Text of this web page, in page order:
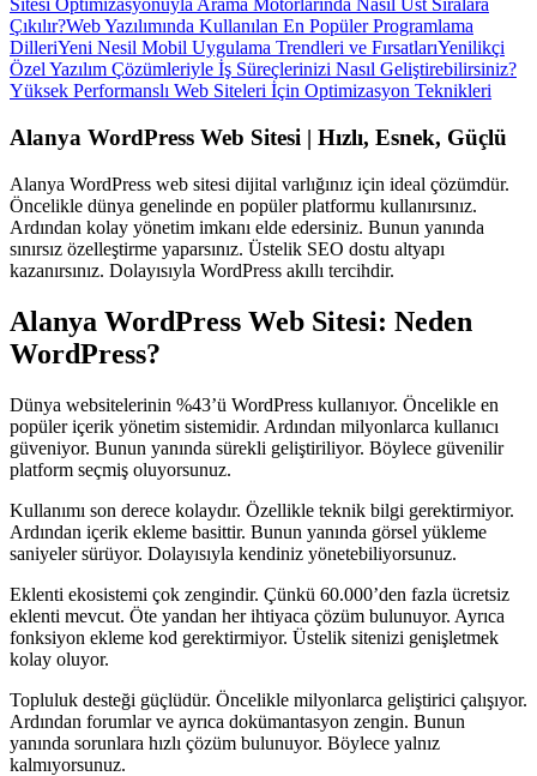
Sitesi Optimizasyonuyla Arama Motorlarında Nasıl Üst Sıralara
Çıkılır?Web Yazılımında Kullanılan En Popüler Programlama
DilleriYeni Nesil Mobil Uygulama Trendleri ve FırsatlarıYenilikçi
Özel Yazılım Çözümleriyle İş Süreçlerinizi Nasıl Geliştirebilirsiniz?
Yüksek Performanslı Web Siteleri İçin Optimizasyon Teknikleri
Alanya WordPress Web Sitesi | Hızlı, Esnek, Güçlü
Alanya WordPress web sitesi dijital varlığınız için ideal çözümdür.
Öncelikle dünya genelinde en popüler platformu kullanırsınız.
Ardından kolay yönetim imkanı elde edersiniz. Bunun yanında
sınırsız özelleştirme yaparsınız. Üstelik SEO dostu altyapı
kazanırsınız. Dolayısıyla WordPress akıllı tercihdir.
Alanya WordPress Web Sitesi: Neden
WordPress?
Dünya websitelerinin %43’ü WordPress kullanıyor. Öncelikle en
popüler içerik yönetim sistemidir. Ardından milyonlarca kullanıcı
güveniyor. Bunun yanında sürekli geliştiriliyor. Böylece güvenilir
platform seçmiş oluyorsunuz.
Kullanımı son derece kolaydır. Özellikle teknik bilgi gerektirmiyor.
Ardından içerik ekleme basittir. Bunun yanında görsel yükleme
saniyeler sürüyor. Dolayısıyla kendiniz yönetebiliyorsunuz.
Eklenti ekosistemi çok zengindir. Çünkü 60.000’den fazla ücretsiz
eklenti mevcut. Öte yandan her ihtiyaca çözüm bulunuyor. Ayrıca
fonksiyon ekleme kod gerektirmiyor. Üstelik sitenizi genişletmek
kolay oluyor.
Topluluk desteği güçlüdür. Öncelikle milyonlarca geliştirici çalışıyor.
Ardından forumlar ve ayrıca dokümantasyon zengin. Bunun
yanında sorunlara hızlı çözüm bulunuyor. Böylece yalnız
kalmıyorsunuz.